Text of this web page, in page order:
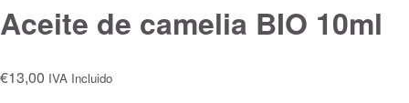
Aceite de camelia BIO 10ml
€13,00 IVA Incluido